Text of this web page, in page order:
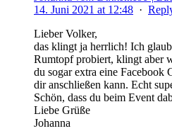
14. Juni 2021 at 12:48 ·
Lieber Volker,
das klingt ja herrlich! Ich
Rumtopf probiert, klingt aber
du sogar extra eine Facebook
dir anschließen kann. Echt
Schön, dass du beim Event
Liebe Grüße
Johanna